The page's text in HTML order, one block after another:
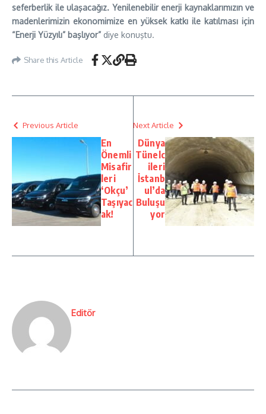
seferberlik ile ulaşacağız. Yenilenebilir enerji kaynaklarımızın ve
madenlerimizin ekonomimize en yüksek katkı ile katılması için
“Enerji Yüzyılı” başlıyor” diye konuştu.
Share this Article
Previous Article
En
Önemli
Misafir
leri
‘Okçu’
Taşıyac
ak!
Next Article
Dünya
Tünelc
ileri
İstanb
ul’da
Buluşu
yor
Editör